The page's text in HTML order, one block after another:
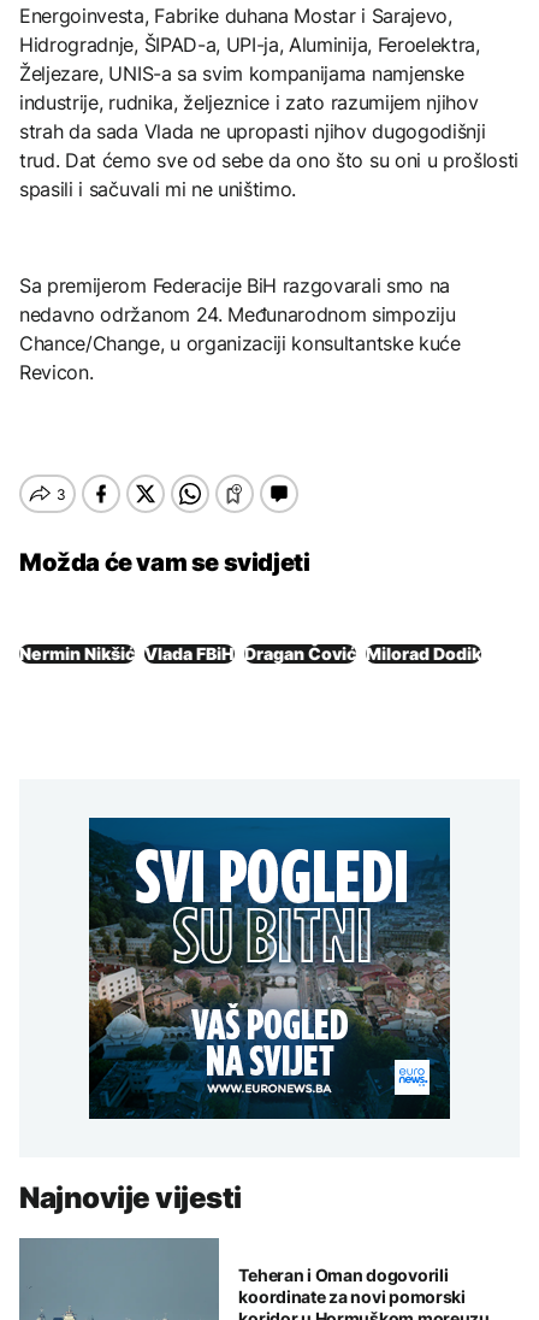
Energoinvesta, Fabrike duhana Mostar i Sarajevo,
Hidrogradnje, ŠIPAD-a, UPI-ja, Aluminija, Feroelektra,
Željezare, UNIS-a sa svim kompanijama namjenske
industrije, rudnika, željeznice i zato razumijem njihov
strah da sada Vlada ne upropasti njihov dugogodišnji
trud. Dat ćemo sve od sebe da ono što su oni u prošlosti
spasili i sačuvali mi ne uništimo.
Sa premijerom Federacije BiH razgovarali smo na
nedavno održanom 24. Međunarodnom simpoziju
Chance/Change, u organizaciji konsultantske kuće
Revicon.
Možda će vam se svidjeti
Nermin Nikšić Vlada FBiH Dragan Čović Milorad Dodik
Najnovije vijesti
Teheran i Oman dogovorili
koordinate za novi pomorski